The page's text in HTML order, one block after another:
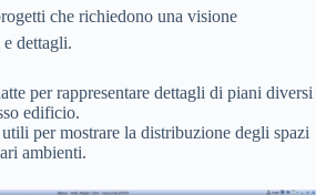
che richiedono una visione
dettagli.
per rappresentare dettagli di piani diversi
edificio.
per mostrare la distribuzione degli spazi
ambienti.